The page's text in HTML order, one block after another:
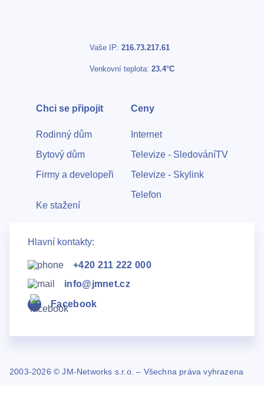
Vaše IP: 216.73.217.61
Venkovní teplota: 23.4°C
Chci se připojit
Rodinný dům
Bytový dům
Firmy a developeři
Ke stažení
Ceny
Internet
Televize - SledováníTV
Televize - Skylink
Telefon
Hlavní kontakty:
+420 211 222 000
info@jmnet.cz
Facebook
2003-2026 © JM-Networks s.r.o. – Všechna práva vyhrazena